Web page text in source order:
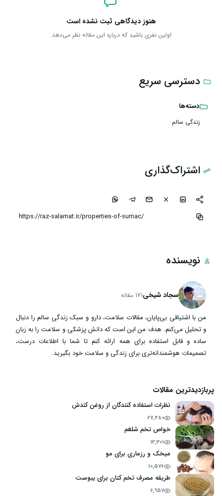
هنوز دیدگاهی ثبت نشده است
اولین نفری باشید که درباره این مقاله نظر می‌دهد.
دسترسی سریع
دسته‌ها
زندگی سالم
اشتراک‌گذاری
نویسنده
سجاد شیخی171 مقاله
من با اشتیاقی بی‌پایان، مقالات سلامت، دارو و سبک زندگی سالم را دنبال
و تحلیل می‌کنم. هدف من این است که دانش پزشکی و سلامت را به زبان
ساده و قابل استفاده برای همه ارائه کنم تا شما با اطلاعات درست،
تصمیمات هوشمندانه‌تری برای زندگی و سلامت خود بگیرید.
پربازدیدترین مقالات
نظرات استفاده کنندگان از روغن کندش
27,480
خواص تخم شلغم
13,301
میخک و رزماری برای مو
10,576
طریقه مصرف تخم کتان برای یبوست
6,957